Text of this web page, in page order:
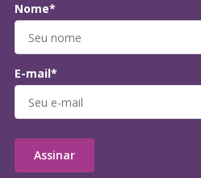
Nome*
E-mail*
Assinar